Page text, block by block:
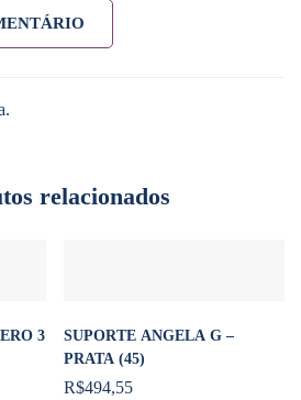
relacionados
3
SUPORTE ANGELA G –
PRATA (45)
R$494,55